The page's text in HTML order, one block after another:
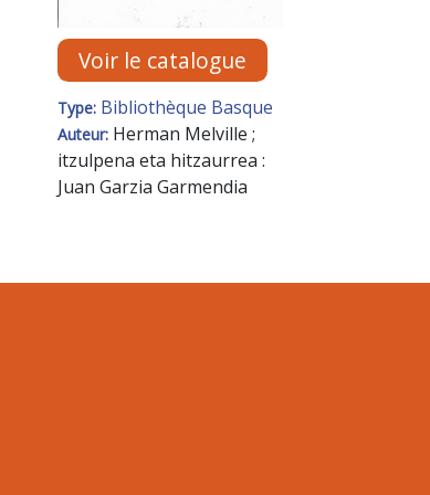
Voir le catalogue
Type: Bibliothèque Basque
Auteur: Herman Melville ;
itzulpena eta hitzaurrea :
Juan Garzia Garmendia